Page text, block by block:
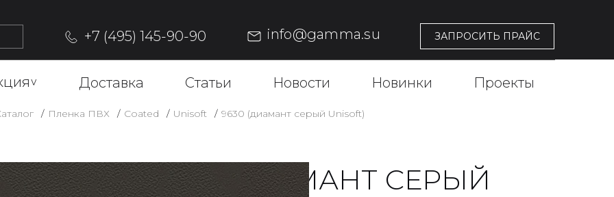
+7 (495) 145-90-90 info@gamma.su ЗАПРОСИТЬ ПРАЙС
^ Доставка Статьи Новости Новинки Проекты
Пленка ПВХ Coated Unisoft 9630 (диамант серый Unisoft)
9630 (ДИАМАНТ СЕРЫЙ